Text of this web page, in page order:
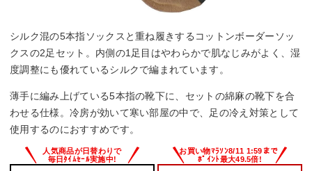
シルク混の5本指ソックスと重ね履きするコットンボーダーソッ
クスの2足セット。内側の1足目はやわらかで肌なじみがよく、湿
度調整にも優れているシルクで編まれています。
薄手に編み上げている5本指の靴下に、セットの綿麻の靴下を合
わせる仕様。冷房が効いて寒い部屋の中で、足の冷え対策として
使用するのにおすすめです。